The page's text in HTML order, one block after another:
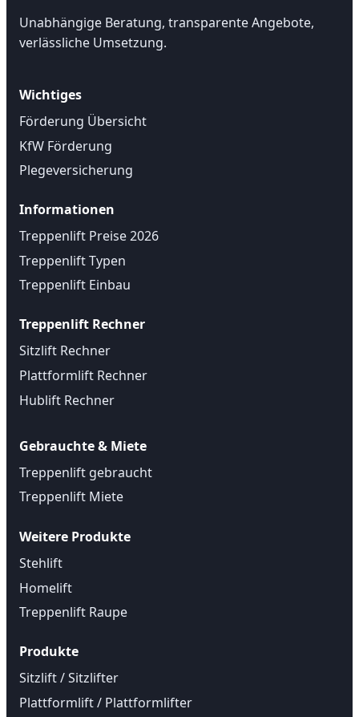
Unabhängige Beratung, transparente Angebote,
verlässliche Umsetzung.
Wichtiges
Förderung Übersicht
KfW Förderung
Plegeversicherung
Informationen
Treppenlift Preise 2026
Treppenlift Typen
Treppenlift Einbau
Treppenlift Rechner
Sitzlift Rechner
Plattformlift Rechner
Hublift Rechner
Gebrauchte & Miete
Treppenlift gebraucht
Treppenlift Miete
Weitere Produkte
Stehlift
Homelift
Treppenlift Raupe
Produkte
Sitzlift / Sitzlifter
Plattformlift / Plattformlifter